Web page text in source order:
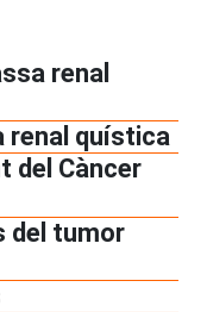
renal
renal quística
del Càncer
del tumor